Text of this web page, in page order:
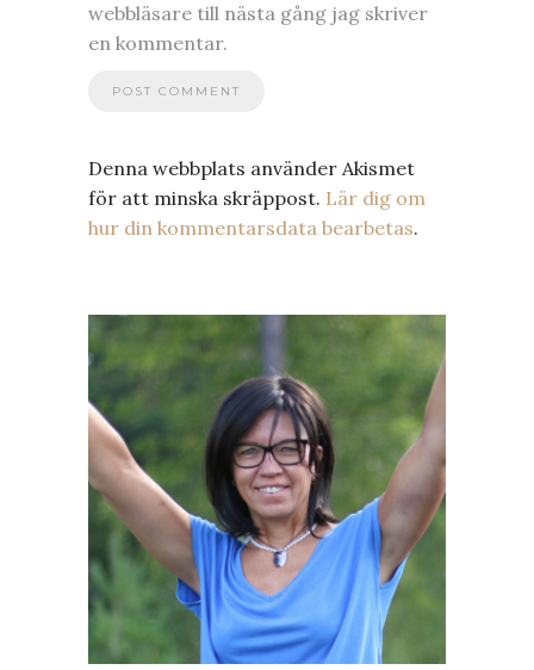
webbläsare till nästa gång jag skriver
en kommentar.
Denna webbplats använder Akismet
för att minska skräppost. Lär dig om
hur din kommentarsdata bearbetas.